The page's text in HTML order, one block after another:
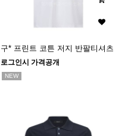
구* 프린트 코튼 저지 반팔티셔츠
로그인시 가격공개
NEW